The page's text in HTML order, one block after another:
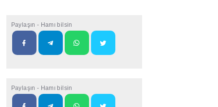
Paylaşın - Hamı bilsin
Paylaşın - Hamı bilsin